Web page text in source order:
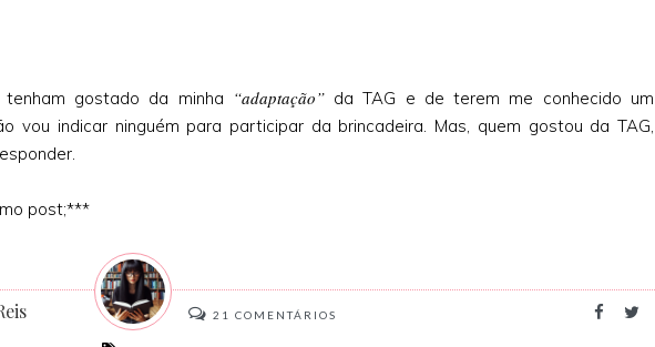
gostado da minha “adaptação”da TAG e de terem me conhecido um
vou indicar ninguém para participar da brincadeira. Mas, quem gostou da TAG,
post;***
21 COMENTÁRIOS